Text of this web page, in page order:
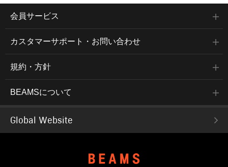
会員サービス
カスタマーサポート・お問い合わせ
規約・方針
BEAMSについて
Global Website